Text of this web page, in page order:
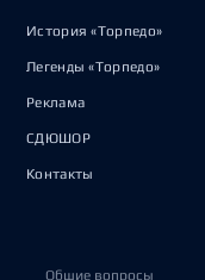
История «Торпедо»
Легенды «Торпедо»
Реклама
СДЮШОР
Контакты
Общие вопросы